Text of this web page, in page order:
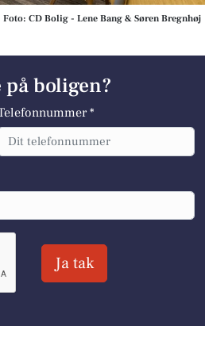
CD Bolig - Lene Bang & Søren Bregnhøj
boligen?
*
Ja tak